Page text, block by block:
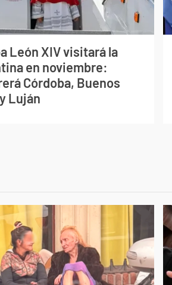
León XIV visitará la
en noviembre:
Córdoba, Buenos
Luján